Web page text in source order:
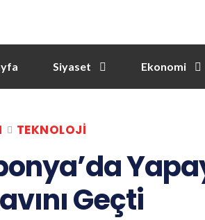
Siyaset Ekonomi
TEKNOLOJI
Geçti